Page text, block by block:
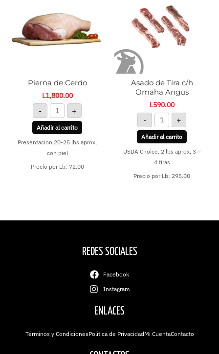
Pierna de Cerdo
L1,800.00
- +
Añadir al carrito
Presentacion 20-25 lbs aprox,
con piel
Precio por Lb: 72.00
Asado de Tira c/h
Omaha Angus
L590.00
-
Omaha
Angus
cantidad
+
Añadir al carrito
USDA Choice, 2 lbs aprox, 3 –
4 tiras
Precio por Lb: 295.00
ENLACES
Términos y CondicionesPolitica de PrivacidadMi CuentaContacto
REDES SOCIALES
Facebook
Instagram